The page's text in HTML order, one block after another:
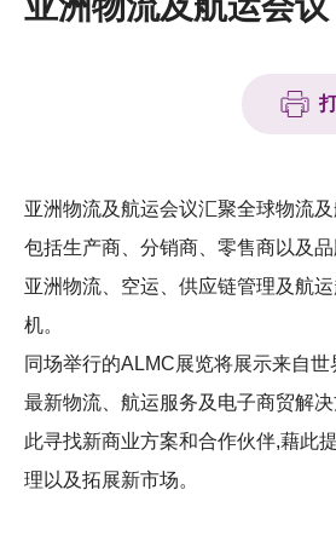
科技分享
会籍
亚洲物流及航运会议汇聚全球物流
包括生产商、分销商、零售商以及
亚洲物流、空运、供应链管理及航
机。
同场举行的ALMC展览将展示来自
最新物流、航运服务及电子商贸解
此寻找新商业方案和合作伙伴,藉此
理以及拓展新市场。